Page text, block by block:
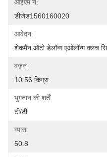
ओईएम नं:
डीजेड1560160020
आवेदन:
शेकमैन ऑटो डेलॉन्ग एओलॉन्ग क्लच
वज़न:
10.56 किग्रा
भुगतान की शर्तें:
टी/टी
व्यास:
50.8